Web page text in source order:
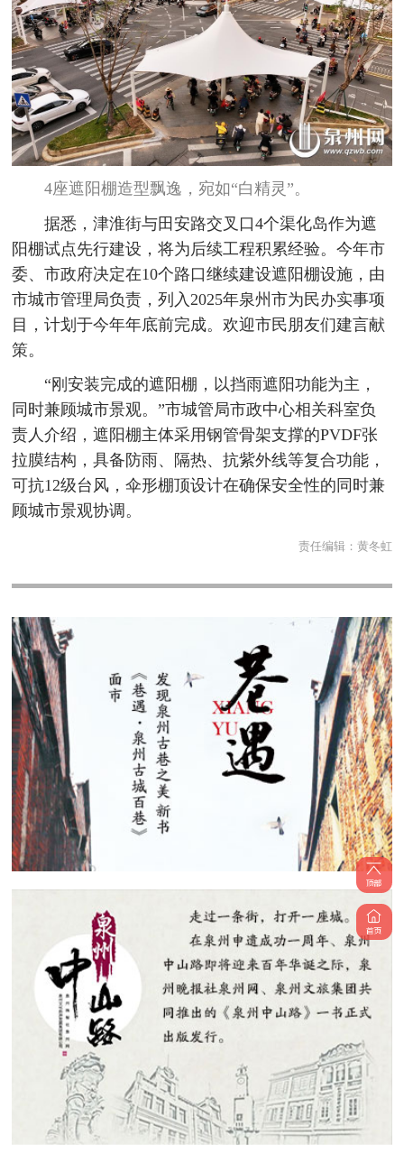
4座遮阳棚造型飘逸，宛如“白精灵”。
据悉，津淮街与田安路交叉口4个渠化岛作为遮
阳棚试点先行建设，将为后续工程积累经验。今年市
委、市政府决定在10个路口继续建设遮阳棚设施，由
市城市管理局负责，列入2025年泉州市为民办实事项
目，计划于今年年底前完成。欢迎市民朋友们建言献
策。
“刚安装完成的遮阳棚，以挡雨遮阳功能为主，
同时兼顾城市景观。”市城管局市政中心相关科室负
责人介绍，遮阳棚主体采用钢管骨架支撑的PVDF张
拉膜结构，具备防雨、隔热、抗紫外线等复合功能，
可抗12级台风，伞形棚顶设计在确保安全性的同时兼
顾城市景观协调。
责任编辑： 黄冬虹